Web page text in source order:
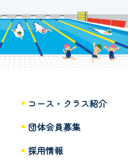
コース・クラス紹介
団体会員募集
採用情報